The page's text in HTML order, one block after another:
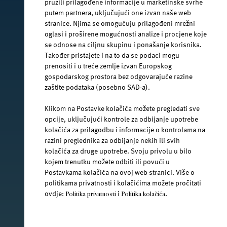
facebook.com/jana.water/
@janawater
youtube.com/jana-water
Pravila privatnosti
Uvjeti korištenja
pružili prilagođene informacije u marketinške svrhe
putem partnera, uključujući one izvan naše web
stranice. Njima se omogućuju prilagođeni mrežni
oglasi i proširene mogućnosti analize i procjene koje
se odnose na ciljnu skupinu i ponašanje korisnika.
Također pristajete i na to da se podaci mogu
prenositi i u treće zemlje izvan Europskog
gospodarskog prostora bez odgovarajuće razine
zaštite podataka (posebno SAD-a).
Klikom na Postavke kolačića možete pregledati sve
opcije, uključujući kontrole za odbijanje upotrebe
kolačića za prilagodbu i informacije o kontrolama na
razini preglednika za odbijanje nekih ili svih
kolačića za druge upotrebe. Svoju privolu u bilo
kojem trenutku možete odbiti ili povući u
Postavkama kolačića na ovoj web stranici. Više o
politikama privatnosti i kolačićima možete pročitati
ovdje: Politika privatnosti i Politika kolačića.